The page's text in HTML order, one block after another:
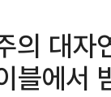
의 대
블에서